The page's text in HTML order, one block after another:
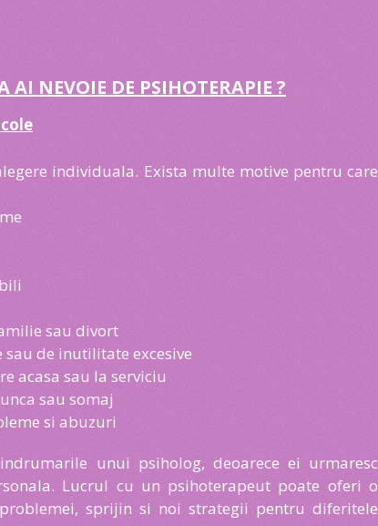
AI NEVOIE DE PSIHOTERAPIE ?
individuala. Exista multe motive pentru care
sau divort
de inutilitate excesive
acasa sau la serviciu
sau somaj
si abuzuri
unui psiholog, deoarece ei urmaresc
Lucrul cu un psihoterapeut poate oferi o
sprijin si noi strategii pentru diferitele